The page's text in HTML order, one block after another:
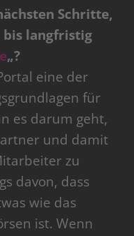
Schritte,
langfristig
„?
eine der
für
es darum geht,
und damit
zu
davon, dass
wie das
ist. Wenn